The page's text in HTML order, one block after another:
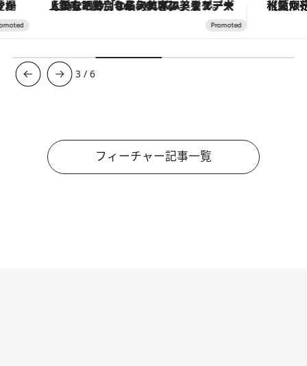
【銀座で出合う最旬美容】美髪ケアや上質な眠り…セルフケアのアップデートから、特別な名入れギフトまで。大人のための「ReFa GINZA」クルーズ 【夏限定ディナーコース】旬
3 /6
フィーチャー記事一覧